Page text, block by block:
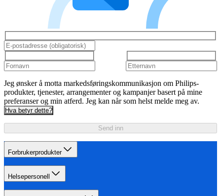
Jeg ønsker å motta markedsføringskommunikasjon om Philips-
produkter, tjenester, arrangementer og kampanjer basert på mine
preferanser og min atferd. Jeg kan når som helst melde meg av.
Hva betyr dette?
Send inn
Forbrukerprodukter
Helsepersonell